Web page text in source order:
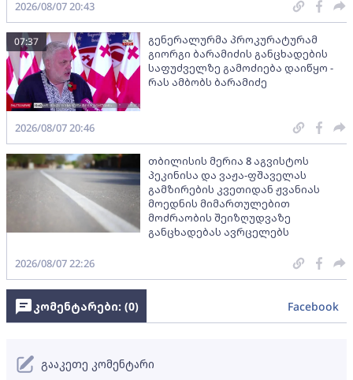
2026/08/07 20:43
გენერალურმა პროკურატურამ
გიორგი ბარამიძის განცხადების
საფუძველზე გამოძიება დაიწყო -
რას ამბობს ბარამიძე
07:37
2026/08/07 20:46
თბილისის მერია 8 აგვისტოს
პეკინისა და ვაჟა-ფშაველას
გამზირების კვეთიდან ჟვანიას
მოედნის მიმართულებით
მოძრაობის შეიზღუდვაზე
განცხადებას ავრცელებს
2026/08/07 22:26
კომენტარები: (0) Facebook
გააკეთე კომენტარი